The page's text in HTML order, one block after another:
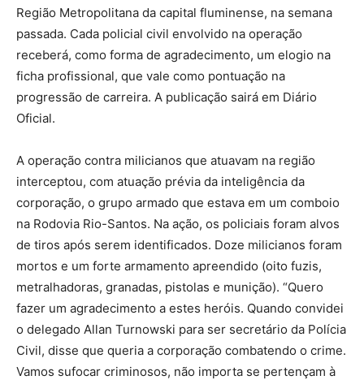
Região Metropolitana da capital fluminense, na semana
passada. Cada policial civil envolvido na operação
receberá, como forma de agradecimento, um elogio na
ficha profissional, que vale como pontuação na
progressão de carreira. A publicação sairá em Diário
Oficial.
A operação contra milicianos que atuavam na região
interceptou, com atuação prévia da inteligência da
corporação, o grupo armado que estava em um comboio
na Rodovia Rio-Santos. Na ação, os policiais foram alvos
de tiros após serem identificados. Doze milicianos foram
mortos e um forte armamento apreendido (oito fuzis,
metralhadoras, granadas, pistolas e munição). “Quero
fazer um agradecimento a estes heróis. Quando convidei
o delegado Allan Turnowski para ser secretário da Polícia
Civil, disse que queria a corporação combatendo o crime.
Vamos sufocar criminosos, não importa se pertençam à